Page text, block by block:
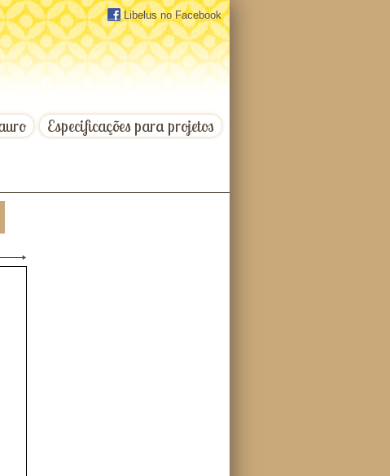
Especificações para projetos
Libelus no Facebook